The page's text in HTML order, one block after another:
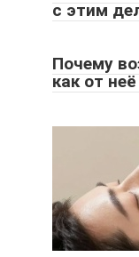
с этим
Почему
как от